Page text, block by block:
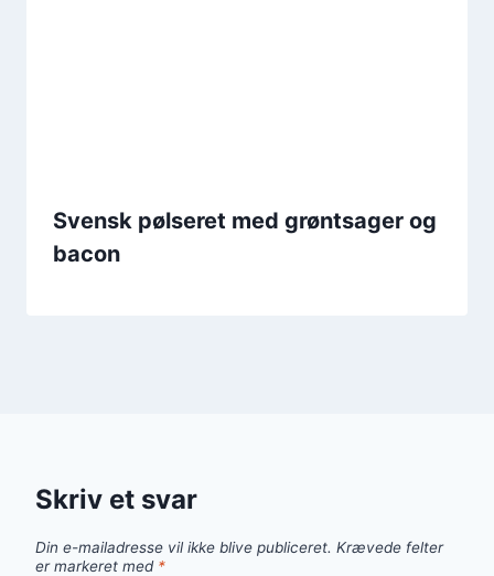
Svensk pølseret med grøntsager og
bacon
Skriv et svar
Din e-mailadresse vil ikke blive publiceret. Krævede felter
er markeret med *